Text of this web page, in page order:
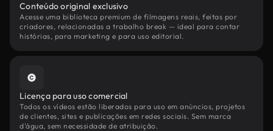
Conteúdo original exclusivo
Acesse uma biblioteca premium de filmagens reais, feitas por
criadores, relacionadas a trabalho break — ideal para contar
histórias, para marketing e para uso editorial.
Licença para uso comercial
Todos os vídeos estão liberados para uso em anúncios, projetos
de clientes, sites e publicações em redes sociais. Sem marca
d'água, sem necessidade de atribuição.